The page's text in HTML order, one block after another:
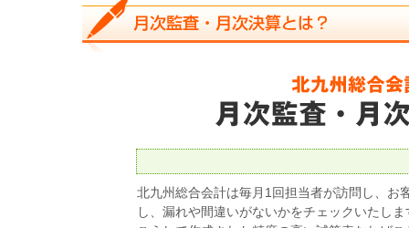
北九州総合会計は毎月1回担当者が訪問し、お
し、漏れや間違いがないかをチェックいたしま